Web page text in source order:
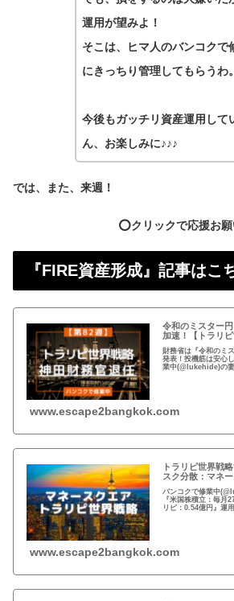
運用が望みよ！
そこは、ヒマ人のバンコクで
にきっちり管理してもらうわ。
今後もガッチリ資産運用して
ん、お楽しみに♪♪♪
では、また、来週！
⭕️クリックで応援お
『FIRE資産形成』記事はこ
令和のミスター
加速！【トラリピ
財務省は『令和のミ
発表！投機筋は安心
業中(@lukehide)の
www.escape2bangkok.com
トラリピ世界戦
スク分散：マネ
バンコクで修業中
『米国株積立：毎月
リピ：0.54億円』運
www.escape2bangkok.com